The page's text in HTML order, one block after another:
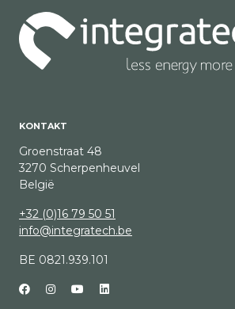
KONTAKT
Groenstraat 48
3270 Scherpenheuvel
België
+32 (0)16 79 50 51
info@integratech.be
BE 0821.939.101